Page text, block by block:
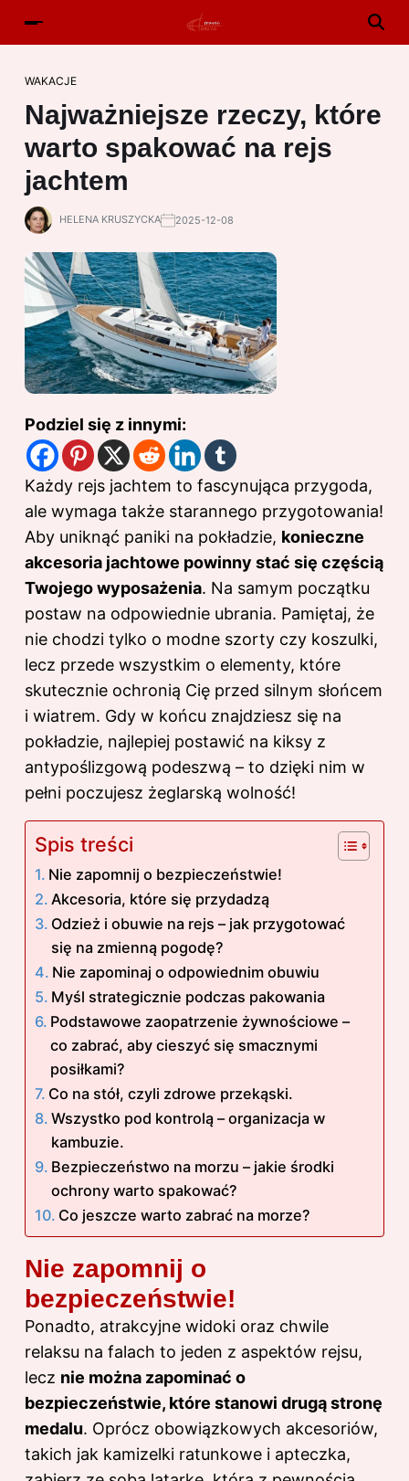
WAKACJE
Najważniejsze rzeczy, które
warto spakować na rejs
jachtem
HELENA KRUSZYCKA 2025-12-08
Podziel się z innymi:
Każdy rejs jachtem to fascynująca przygoda,
ale wymaga także starannego przygotowania!
Aby uniknąć paniki na pokładzie, konieczne
akcesoria jachtowe powinny stać się częścią
Twojego wyposażenia. Na samym początku
postaw na odpowiednie ubrania. Pamiętaj, że
nie chodzi tylko o modne szorty czy koszulki,
lecz przede wszystkim o elementy, które
skutecznie ochronią Cię przed silnym słońcem
i wiatrem. Gdy w końcu znajdziesz się na
pokładzie, najlepiej postawić na kiksy z
antypoślizgową podeszwą – to dzięki nim w
pełni poczujesz żeglarską wolność!
Spis treści
Nie zapomnij o bezpieczeństwie!
Akcesoria, które się przydadzą
Odzież i obuwie na rejs – jak przygotować
się na zmienną pogodę?
Nie zapominaj o odpowiednim obuwiu
Myśl strategicznie podczas pakowania
Podstawowe zaopatrzenie żywnościowe –
co zabrać, aby cieszyć się smacznymi
posiłkami?
Co na stół, czyli zdrowe przekąski.
Wszystko pod kontrolą – organizacja w
kambuzie.
Bezpieczeństwo na morzu – jakie środki
ochrony warto spakować?
Co jeszcze warto zabrać na morze?
Nie zapomnij o
bezpieczeństwie!
Ponadto, atrakcyjne widoki oraz chwile
relaksu na falach to jeden z aspektów rejsu,
lecz nie można zapominać o
bezpieczeństwie, które stanowi drugą stronę
medalu. Oprócz obowiązkowych akcesoriów,
takich jak kamizelki ratunkowe i apteczka,